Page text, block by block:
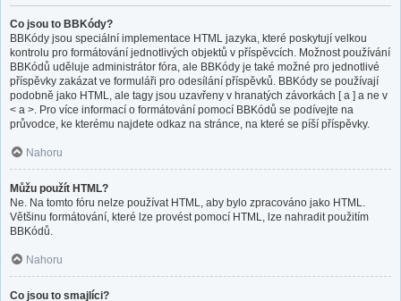
Co jsou to BBKódy?
BBKódy jsou speciální implementace HTML jazyka, které poskytují velkou
kontrolu pro formátování jednotlivých objektů v příspěvcích. Možnost používání
BBKódů uděluje administrátor fóra, ale BBKódy je také možné pro jednotlivé
příspěvky zakázat ve formuláři pro odesílání příspěvků. BBKódy se používají
podobně jako HTML, ale tagy jsou uzavřeny v hranatých závorkách [ a ] a ne v
< a >. Pro více informací o formátování pomocí BBKódů se podívejte na
průvodce, ke kterému najdete odkaz na stránce, na které se píší příspěvky.
Nahoru
Můžu použít HTML?
Ne. Na tomto fóru nelze používat HTML, aby bylo zpracováno jako HTML.
Většinu formátování, které lze provést pomocí HTML, lze nahradit použitím
BBKódů.
Nahoru
Co jsou to smajlíci?